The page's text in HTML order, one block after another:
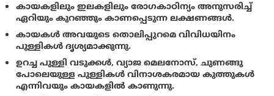
കായകളിലും ഇലകളിലും രോഗകാഠിന്യം അനുസരിച്ച്
ഏറിയും കുറഞ്ഞും കാണപ്പെടുന്ന ലക്ഷണങ്ങള്‍.
കായകള്‍ അവയുടെ തൊലിപ്പുറമെ വിവിധയിനം
പുള്ളികള്‍ ദൃശ്യമാക്കുന്നു.
ഉറച്ച പുള്ളി വടുക്കള്‍, വ്യാജ മെലനോസ്, ചുണങ്ങു
പോലെയുള്ള പുള്ളികള്‍ വിനാശകരമായ കുത്തുകള്‍
എന്നിവയും കായകളില്‍ കാണുന്നു.